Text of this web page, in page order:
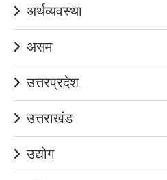
अर्थव्यवस्था
असम
उत्तरप्रदेश
उत्तराखंड
उद्योग